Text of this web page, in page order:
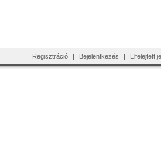
Regisztráció | Bejelentkezés | Elfelejtett